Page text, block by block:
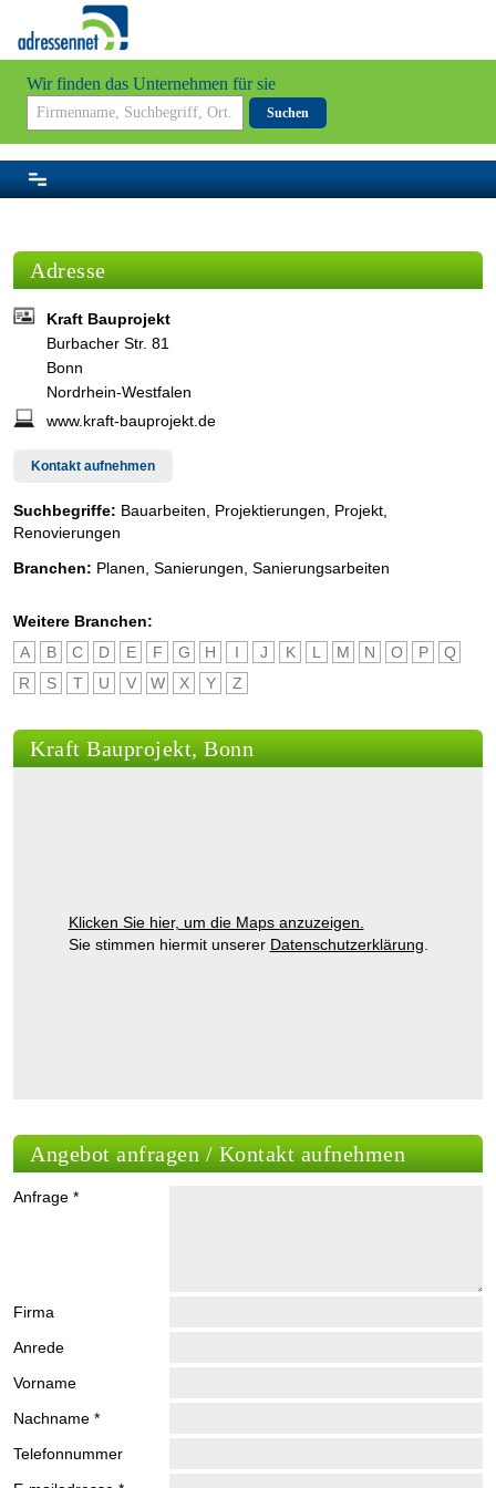
Wir finden das Unternehmen für sie
Suchen
Adresse
Kraft Bauprojekt
Burbacher Str. 81
Bonn
Nordrhein-Westfalen
www.kraft-bauprojekt.de
Kontakt aufnehmen
Suchbegriffe: Bauarbeiten, Projektierungen, Projekt,
Renovierungen
Branchen: Planen Sanierungen Sanierungsarbeiten
Weitere Branchen:
A
B C D E F G H I J K L M N O P
Q
R
S T U V W X Y Z
Kraft Bauprojekt, Bonn
Klicken Sie hier, um die Maps anzuzeigen.
Sie stimmen hiermit unserer Datenschutzerklärung
Angebot anfragen / Kontakt aufnehmen
Anfrage *
Firma
Anrede
Vorname
Nachname *
Telefonnummer